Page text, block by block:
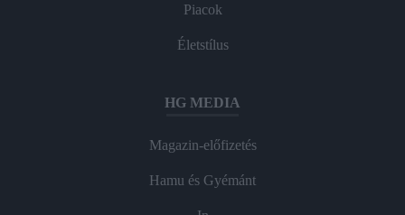
Piacok
Életstílus
HG MEDIA
Magazin-előfizetés
Hamu és Gyémánt